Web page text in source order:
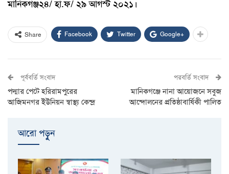
মানিকগঞ্জ২৪/ হা.ফ/ ২৯ আগস্ট ২০২১।
Share Facebook Twitter Google+
পূর্ববর্তি সংবাদ
পদ্মার পেটে হরিরামপুরের
আজিমনগর ইউনিয়ন স্বাস্থ্য কেন্দ্র
পরবর্তি সংবাদ
মানিকগঞ্জে নানা আয়োজনে সবুজ
আন্দোলনের প্রতিষ্ঠাবার্ষিকী পালিত
আরো পড়ুুন